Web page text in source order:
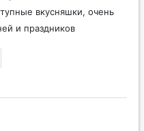
вкусняшки, очень
и праздников